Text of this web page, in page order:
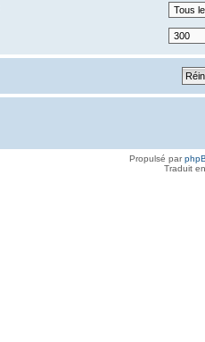
Propulsé par
Traduit